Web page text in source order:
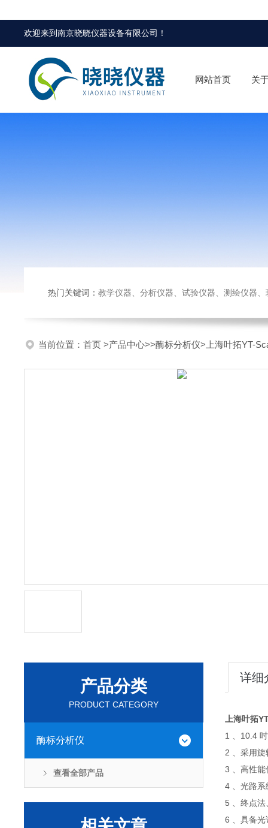
欢迎来到南京晓晓仪器设备有限公司 ！
网站首页 关
热门关键词： 教学仪器、分析仪器、试验仪器、测绘仪器、玻璃仪
当前位置： 首页 >产品中心>>酶标分析仪>上海叶拓YT-
产品分类
PRODUCT CATEGORY
酶标分析仪
查看全部产品
详细
上海叶拓
1 、10.4
2 、采用
3 、高性能
4 、光路系
5 、终点法
6 、具备光